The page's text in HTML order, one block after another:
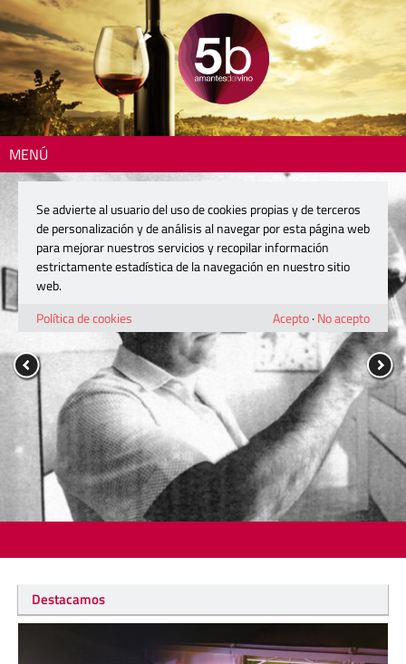
MENÚ
Destacamos
Se advierte al usuario del uso de cookies propias y de terceros
de personalización y de análisis al navegar por esta página web
para mejorar nuestros servicios y recopilar información
estrictamente estadística de la navegación en nuestro sitio
web.
Política de cookies
Acepto· No acepto